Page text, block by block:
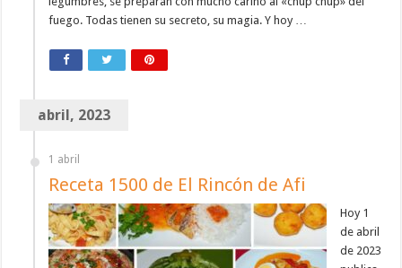
fuego. Todas tienen su secreto, su magia. Y hoy …
abril, 2023
1 abril
Receta 1500 de El Rincón de Afi
Hoy 1
de abril
de 2023